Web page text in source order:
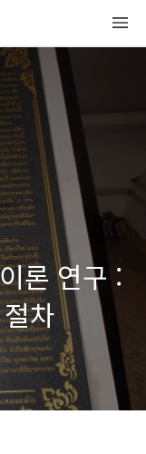
론 연구 :
차